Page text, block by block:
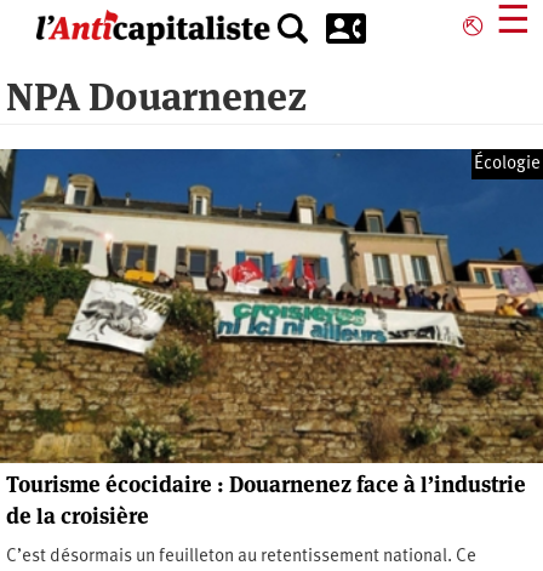
principal
⎋ ☰
NPA Douarnenez
Écologie
Tourisme écocidaire : Douarnenez face à l’industrie
de la croisière
C’est désormais un feuilleton au retentissement national. Ce